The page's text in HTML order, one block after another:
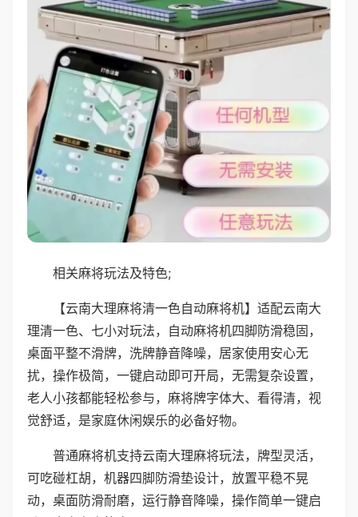
相关麻将玩法及特色;
【云南大理麻将清一色自动麻将机】适配云南大
理清一色、七小对玩法，自动麻将机四脚防滑稳固，
桌面平整不滑牌，洗牌静音降噪，居家使用安心无
扰，操作极简，一键启动即可开局，无需复杂设置，
老人小孩都能轻松参与，麻将牌字体大、看得清，视
觉舒适，是家庭休闲娱乐的必备好物。
普通麻将机支持云南大理麻将玩法，牌型灵活，
可吃碰杠胡，机器四脚防滑垫设计，放置平稳不晃
动，桌面防滑耐磨，运行静音降噪，操作简单一键启